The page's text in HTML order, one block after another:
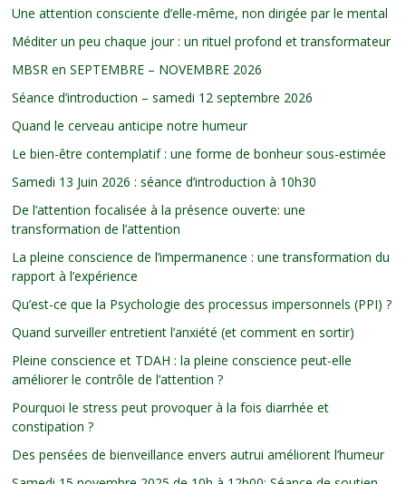
Une attention consciente d’elle-même, non dirigée par le mental
Méditer un peu chaque jour : un rituel profond et transformateur
MBSR en SEPTEMBRE – NOVEMBRE 2026
Séance d’introduction – samedi 12 septembre 2026
Quand le cerveau anticipe notre humeur
Le bien-être contemplatif : une forme de bonheur sous-estimée
Samedi 13 Juin 2026 : séance d’introduction à 10h30
De l’attention focalisée à la présence ouverte: une
transformation de l’attention
La pleine conscience de l’impermanence : une transformation du
rapport à l’expérience
Qu’est-ce que la Psychologie des processus impersonnels (PPI) ?
Quand surveiller entretient l’anxiété (et comment en sortir)
Pleine conscience et TDAH : la pleine conscience peut-elle
améliorer le contrôle de l’attention ?
Pourquoi le stress peut provoquer à la fois diarrhée et
constipation ?
Des pensées de bienveillance envers autrui améliorent l’humeur